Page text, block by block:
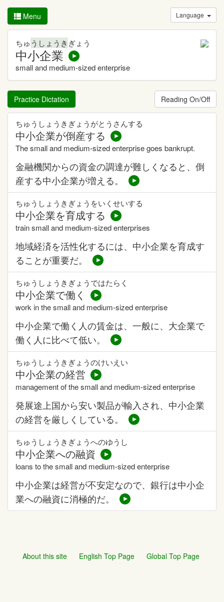
Menu Language
ちゅうしょうき ぎょう
中小企業
small and medium-sized enterprise
Reading On/Off
Practice Dictation
ちゅうしょうきぎょうがとうさんする
中小企業が倒産する
The small and medium-sized enterprise goes bankrupt.
金融機関からの資金の調達が難しくなると、倒
産する中小企業が増える。
ちゅうしょうきぎょうをいくせいする
中小企業を育成する
train small and medium-sized enterprises
地域経済を活性化するには、中小企業を育成す
ることが重要だ。
ちゅうしょうきぎょうではたらく
中小企業で働く
work in the small and medium-sized enterprise
中小企業で働く人の賃金は、一般に、大企業で
働く人に比べて低い。
ちゅうしょうきぎょうのけいえい
中小企業の経営
management of the small and medium-sized enterprise
発展途上国から安い製品が輸入され、中小企業
の経営を厳しくしている。
ちゅうしょうきぎょうへのゆうし
中小企業への融資
loans to the small and medium-sized enterprise
中小企業は経営が不安定なので、銀行は中小企
業への融資に消極的だ。
About this site English Top Page Global Top Page